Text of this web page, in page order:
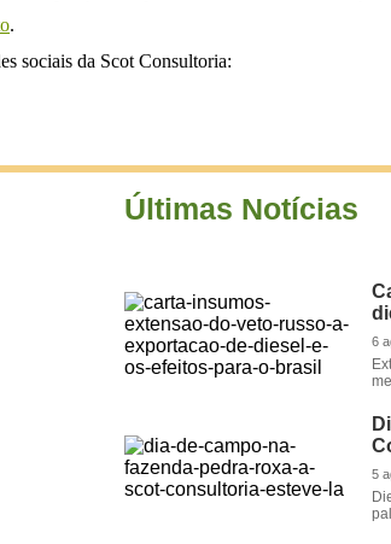
.
sociais da Scot Consultoria:
Últimas Notícias
6
5